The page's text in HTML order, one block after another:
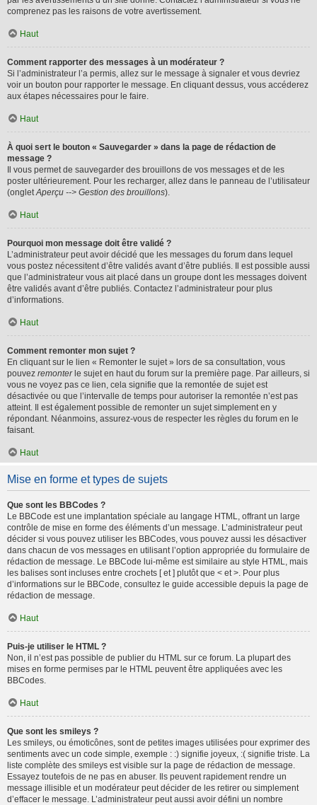
comprenez pas les raisons de votre avertissement.
Haut
Comment rapporter des messages à un modérateur ?
Si l’administrateur l’a permis, allez sur le message à signaler et vous devriez
voir un bouton pour rapporter le message. En cliquant dessus, vous accéderez
aux étapes nécessaires pour le faire.
Haut
À quoi sert le bouton « Sauvegarder » dans la page de rédaction de
message ?
Il vous permet de sauvegarder des brouillons de vos messages et de les
poster ultérieurement. Pour les recharger, allez dans le panneau de l’utilisateur
(ongletAperçu --> Gestion des brouillons).
Haut
Pourquoi mon message doit être validé ?
L’administrateur peut avoir décidé que les messages du forum dans lequel
vous postez nécessitent d’être validés avant d’être publiés. Il est possible aussi
que l’administrateur vous ait placé dans un groupe dont les messages doivent
être validés avant d’être publiés. Contactez l’administrateur pour plus
d’informations.
Haut
Comment remonter mon sujet ?
En cliquant sur le lien « Remonter le sujet » lors de sa consultation, vous
pouvez remonterle sujet en haut du forum sur la première page. Par ailleurs, si
vous ne voyez pas ce lien, cela signifie que la remontée de sujet est
désactivée ou que l’intervalle de temps pour autoriser la remontée n’est pas
atteint. Il est également possible de remonter un sujet simplement en y
répondant. Néanmoins, assurez-vous de respecter les règles du forum en le
faisant.
Haut
Mise en forme et types de sujets
Que sont les BBCodes ?
Le BBCode est une implantation spéciale au langage HTML, offrant un large
contrôle de mise en forme des éléments d’un message. L’administrateur peut
décider si vous pouvez utiliser les BBCodes, vous pouvez aussi les désactiver
dans chacun de vos messages en utilisant l’option appropriée du formulaire de
rédaction de message. Le BBCode lui-même est similaire au style HTML, mais
les balises sont incluses entre crochets [ et ] plutôt que < et >. Pour plus
d’informations sur le BBCode, consultez le guide accessible depuis la page de
rédaction de message.
Haut
Puis-je utiliser le HTML ?
Non, il n’est pas possible de publier du HTML sur ce forum. La plupart des
mises en forme permises par le HTML peuvent être appliquées avec les
BBCodes.
Haut
Que sont les smileys ?
Les smileys, ou émoticônes, sont de petites images utilisées pour exprimer des
sentiments avec un code simple, exemple : :) signifie joyeux, :( signifie triste. La
liste complète des smileys est visible sur la page de rédaction de message.
Essayez toutefois de ne pas en abuser. Ils peuvent rapidement rendre un
message illisible et un modérateur peut décider de les retirer ou simplement
d’effacer le message. L’administrateur peut aussi avoir défini un nombre